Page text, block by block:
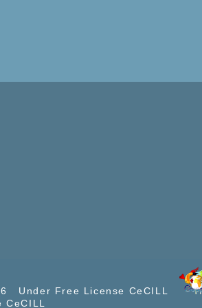
Under Free License CeCILL
CeCILL